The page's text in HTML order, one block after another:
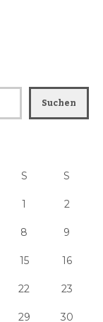
Suchen
S S
1 2
8 9
15 16
22 23
29 30